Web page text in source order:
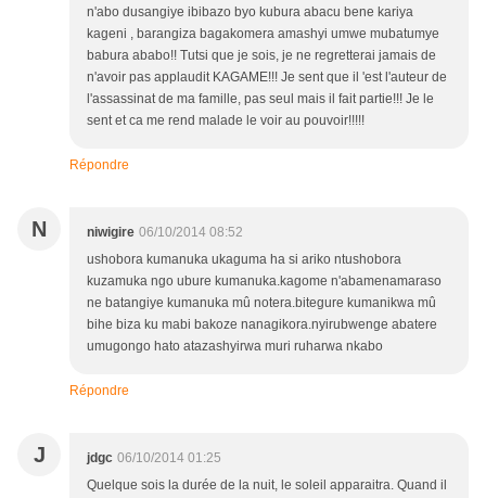
n'abo dusangiye ibibazo byo kubura abacu bene kariya
kageni , barangiza bagakomera amashyi umwe mubatumye
babura ababo!! Tutsi que je sois, je ne regretterai jamais de
n'avoir pas applaudit KAGAME!!! Je sent que il 'est l'auteur de
l'assassinat de ma famille, pas seul mais il fait partie!!! Je le
sent et ca me rend malade le voir au pouvoir!!!!!
Répondre
N niwigire 06/10/2014 08:52
ushobora kumanuka ukaguma ha si ariko ntushobora
kuzamuka ngo ubure kumanuka.kagome n'abamenamaraso
ne batangiye kumanuka mû notera.bitegure kumanikwa mû
bihe biza ku mabi bakoze nanagikora.nyirubwenge abatere
umugongo hato atazashyirwa muri ruharwa nkabo
Répondre
J jdgc 06/10/2014 01:25
Quelque sois la durée de la nuit, le soleil apparaitra. Quand il